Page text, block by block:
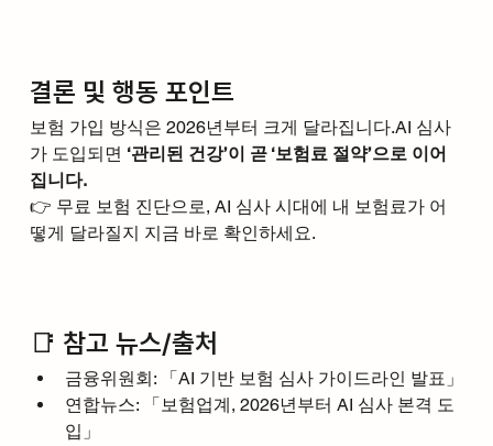
결론 및 행동 포인트
보험 가입 방식은 2026년부터 크게 달라집니다.AI 심사
가 도입되면 ‘관리된 건강’이 곧 ‘보험료 절약’으로 이어
집니다.
👉 무료 보험 진단으로, AI 심사 시대에 내 보험료가 어
떻게 달라질지 지금 바로 확인하세요.
📑 참고 뉴스/출처
금융위원회: 「AI 기반 보험 심사 가이드라인 발표」
연합뉴스: 「보험업계, 2026년부터 AI 심사 본격 도
입」